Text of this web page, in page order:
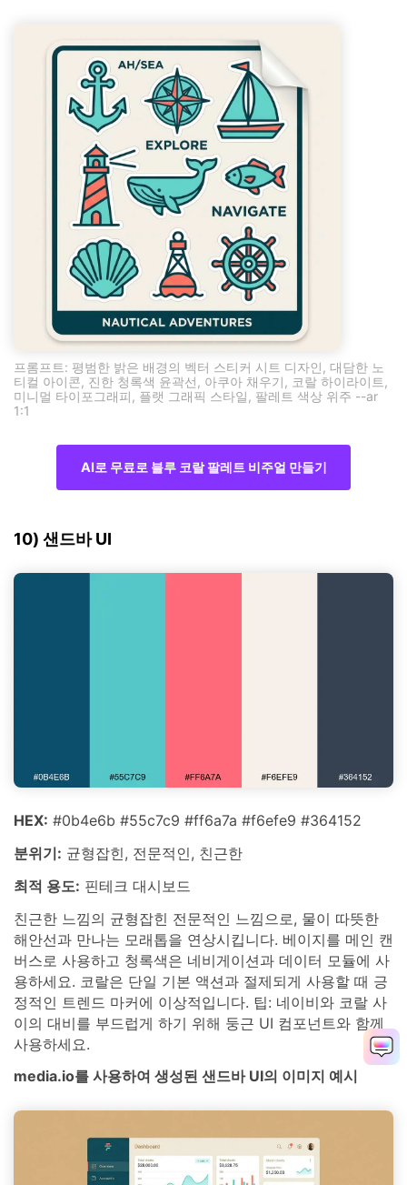
프롬프트: 평범한 밝은 배경의 벡터 스티커 시트 디자인, 대담한 노
티컬 아이콘, 진한 청록색 윤곽선, 아쿠아 채우기, 코랄 하이라이트,
미니멀 타이포그래피, 플랫 그래픽 스타일, 팔레트 색상 위주 --ar
1:1
AI로 무료로 블루 코랄 팔레트 비주얼 만들기
10) 샌드바 UI
HEX: #0b4e6b #55c7c9 #ff6a7a #f6efe9 #364152
분위기: 균형잡힌, 전문적인, 친근한
최적 용도: 핀테크 대시보드
친근한 느낌의 균형잡힌 전문적인 느낌으로, 물이 따뜻한
해안선과 만나는 모래톱을 연상시킵니다. 베이지를 메인 캔
버스로 사용하고 청록색은 네비게이션과 데이터 모듈에 사
용하세요. 코랄은 단일 기본 액션과 절제되게 사용할 때 긍
정적인 트렌드 마커에 이상적입니다. 팁: 네이비와 코랄 사
이의 대비를 부드럽게 하기 위해 둥근 UI 컴포넌트와 함께
사용하세요.
media.io를 사용하여 생성된 샌드바 UI의 이미지 예시